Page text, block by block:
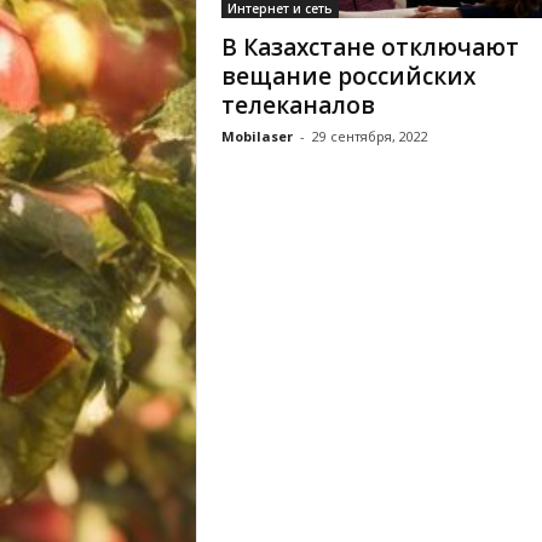
Интернет и сеть
В Казахстане отключают
вещание российских
телеканалов
Mobilaser - 29 сентября, 2022